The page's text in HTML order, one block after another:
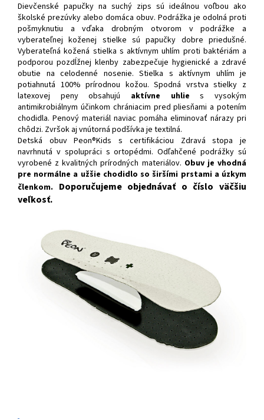
Dievčenské papučky na suchý zips sú ideálnou voľbou ako
školské prezúvky alebo domáca obuv. Podrážka je odolná proti
pošmyknutiu a vďaka drobným otvorom v podrážke a
vyberateľnej koženej stielke sú papučky dobre priedušné.
Vyberateľná kožená stielka s aktívnym uhlím proti baktériám a
podporou pozdĺžnej klenby zabezpečuje hygienické a zdravé
obutie na celodenné nosenie. Stielka s aktívnym uhlím je
potiahnutá 100% prírodnou kožou.Spodná vrstva stielky z
latexovej peny obsahujú aktívne uhlie s vysokým
antimikrobiálnym účinkom chrániacim pred pliesňami a potením
chodidla. Penový materiál naviac pomáha eliminovať nárazy pri
chôdzi. Zvršok aj vnútorná podšívka je textilná.
Detská obuv Peon®Kids s certifikáciou Zdravá stopa je
navrhnutá v spolupráci s ortopédmi. Odľahčené podrážky sú
vyrobené z kvalitných prírodných materiálov. Obuv je vhodná
pre normálne a užšie chodidlo so širšími prstami a úzkym
členkom. Doporučujeme objednávať o číslo väčšiu
veľkosť.